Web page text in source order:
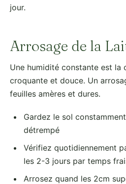
jour.
Arrosage de la
Une humidité constante est la
croquante et douce. Un
feuilles amères et dures.
Gardez le sol
détrempé
Vérifiez quotidiennement
les 2-3 jours par temps
Arrosez quand les 2cm